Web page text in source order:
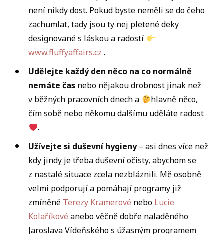
není nikdy dost. Pokud byste neměli se do čeho
zachumlat, tady jsou ty nej pletené deky
designované s láskou a radostí
www.fluffyaffairs.cz .
Udělejte každý den něco na co normálně
nemáte čas nebo nějakou drobnost jinak než
v běžných pracovních dnech a
hlavně něco,
čím sobě nebo někomu dalšímu uděláte radost
.
Užívejte si duševní hygieny– asi dnes více než
kdy jindy je třeba duševní očisty, abychom se
z nastalé situace zcela nezbláznili. Mě osobně
velmi podporují a pomáhají programy již
zmíněné Terezy Kramerové nebo Lucie
Kolaříkové anebo věčně dobře naladěného
Jaroslava Vídeňského s úžasným programem